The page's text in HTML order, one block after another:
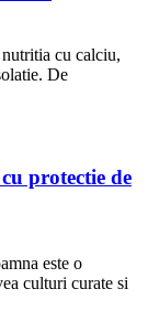
cu calciu,
De
protectie de
este o
culturi curate si